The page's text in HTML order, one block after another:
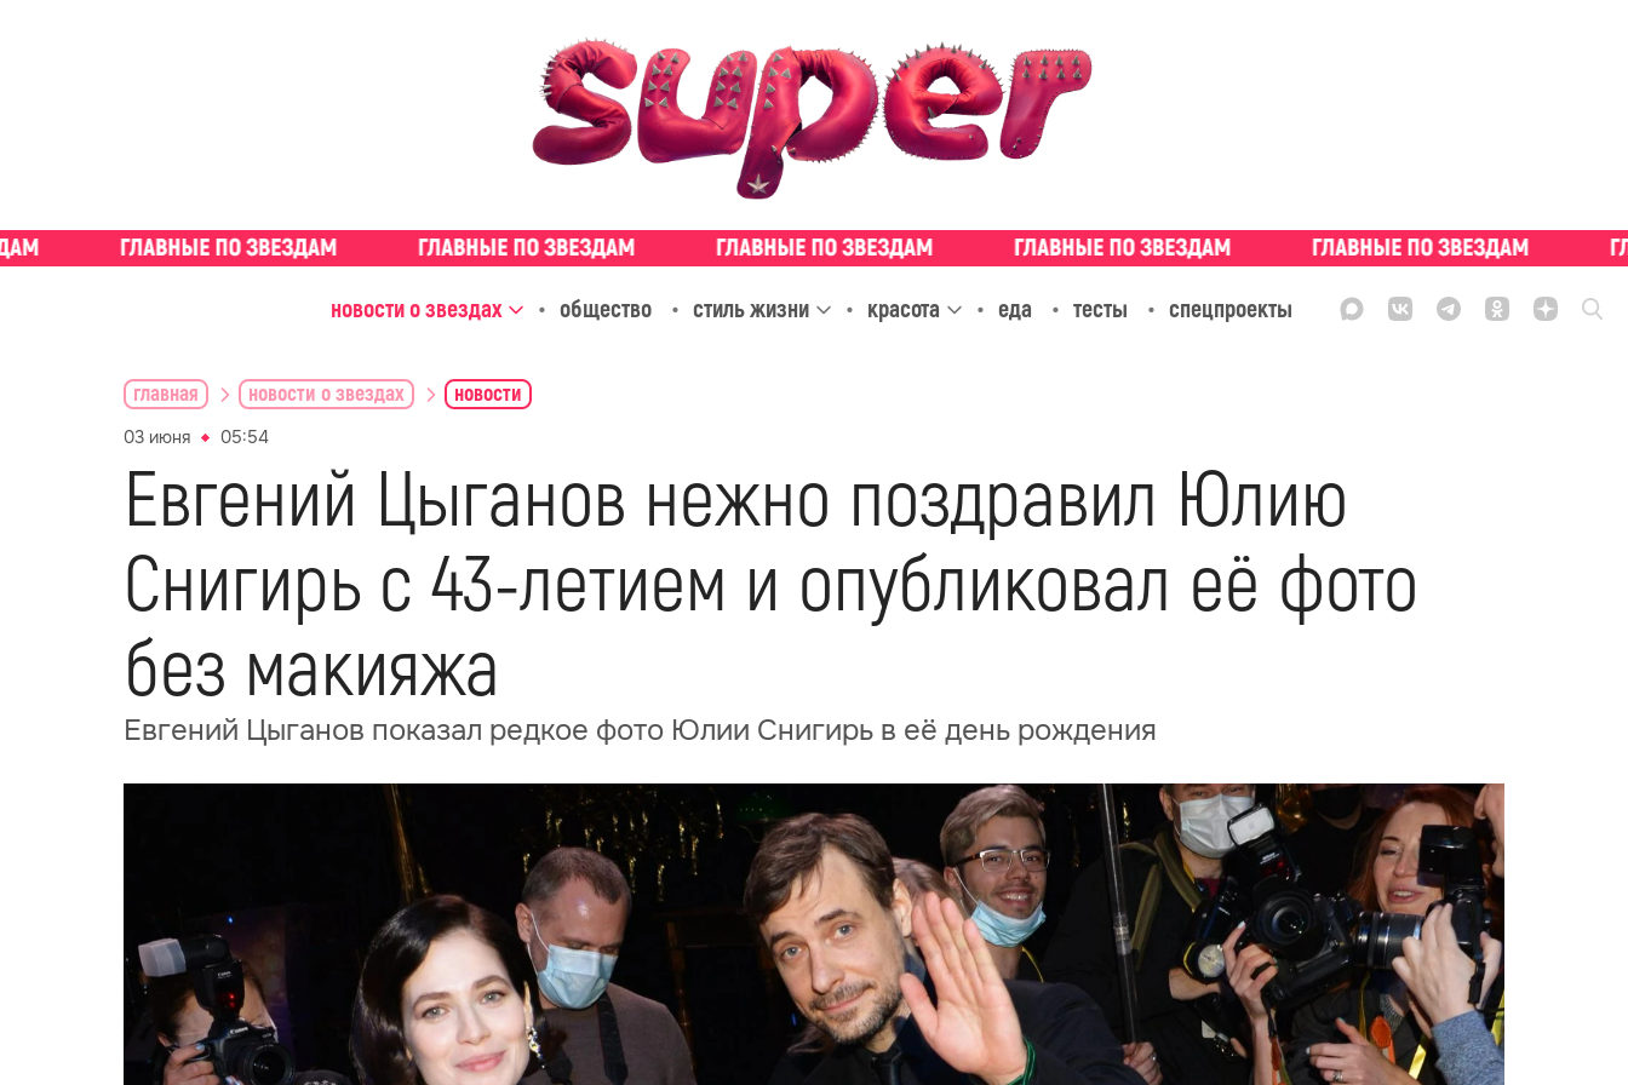
новости о звездах общество стиль жизни красота еда тесты спецпроекты
главная новости о звездах новости
03 июня 05:54
Евгений Цыганов нежно поздравил Юлию
Снигирь с 43-летием и опубликовал её фото
без макияжа
Евгений Цыганов показал редкое фото Юлии Снигирь в её день рождения